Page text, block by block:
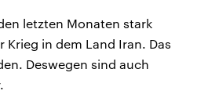
letzten Monaten stark
in dem Land Iran. Das
Deswegen sind auch